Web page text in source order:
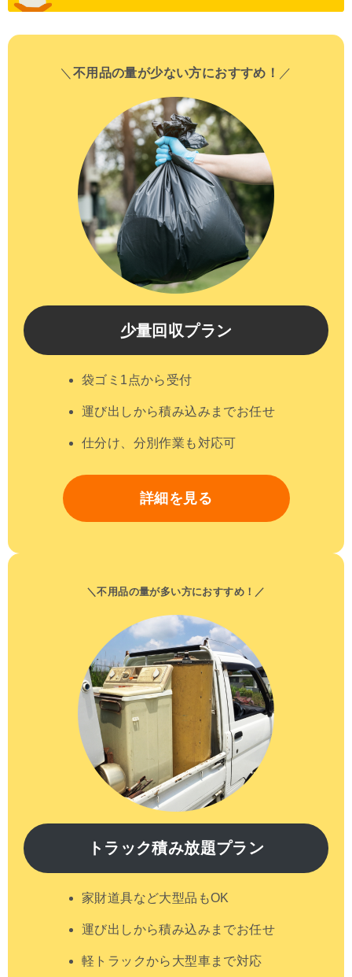
＼ 不用品の量が少ない方におすすめ！ ／
少量回収プラン
袋ゴミ1点から受付
運び出しから積み込みまでお任せ
仕分け、分別作業も対応可
詳細を見る
＼不用品の量が多い方におすすめ！／
トラック積み放題プラン
家財道具など大型品もOK
運び出しから積み込みまでお任せ
軽トラックから大型車まで対応